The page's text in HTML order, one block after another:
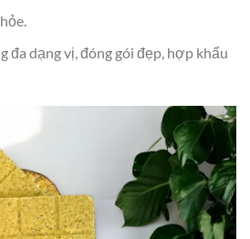
đa dạng vị, đóng gói đẹp, hợp khẩu